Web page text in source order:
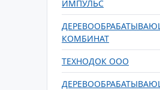
ИМПУЛЬС
КОМБИНАТ
ТЕХНОДОК ООО